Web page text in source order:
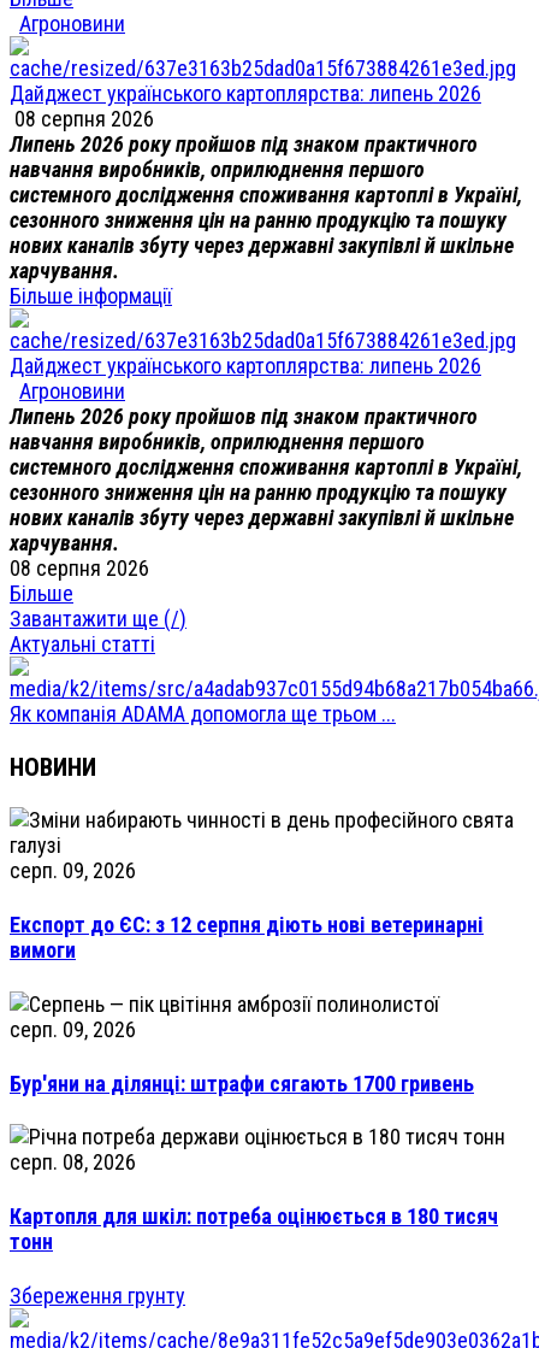
Агроновини
Дайджест українського картоплярства: липень 2026
08 серпня 2026
Липень 2026 року пройшов під знаком практичного
навчання виробників, оприлюднення першого
системного дослідження споживання картоплі в Україні,
сезонного зниження цін на ранню продукцію та пошуку
нових каналів збуту через державні закупівлі й шкільне
харчування.
Більше інформації
Дайджест українського картоплярства: липень 2026
Агроновини
Липень 2026 року пройшов під знаком практичного
навчання виробників, оприлюднення першого
системного дослідження споживання картоплі в Україні,
сезонного зниження цін на ранню продукцію та пошуку
нових каналів збуту через державні закупівлі й шкільне
харчування.
08 серпня 2026
Більше
Завантажити ще (/)
Актуальні статті
Як компанія ADAMA допомогла ще трьом ...
НОВИНИ
серп. 09, 2026
Експорт до ЄС: з 12 серпня діють нові ветеринарні
вимоги
серп. 09, 2026
Бур'яни на ділянці: штрафи сягають 1700 гривень
серп. 08, 2026
Картопля для шкіл: потреба оцінюється в 180 тисяч
тонн
Збереження грунту